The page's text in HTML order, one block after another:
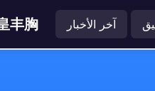
丰胸 آخر الأخبار